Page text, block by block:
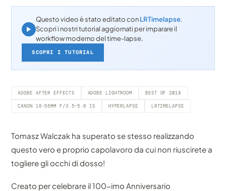
Questo video è stato editato conLRTimelapse.
Scopri i nostri tutorial aggiornati per imparare il
workflow moderno del time-lapse.
SCOPRI I TUTORIAL
ADOBE AFTER EFFECTS ADOBE LIGHTROOM BEST OF 2018
CANON 18-55MM F/3.5-5.6 IS HYPERLAPSE LRTIMELAPSE
Tomasz Walczak ha superato se stesso realizzando
questo vero e proprio capolavoro da cui non riuscirete a
togliere gli occhi di dosso!
Creato per celebrare il 100-imo Anniversario